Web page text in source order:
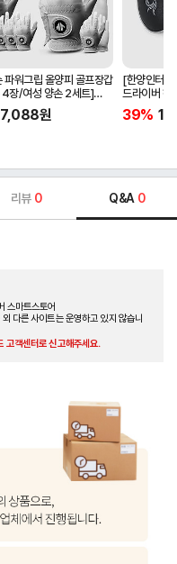
파워그립 올양피 골프장갑
4장/여성 양손 2세트]
이스포함]원
[한양인터
드라이버 헤
[HD-302]
39%
리뷰 0 Q&A 0
스마트스토어
다른 사이트는 운영하고 있지 않습니
고객센터로 신고해주세요.